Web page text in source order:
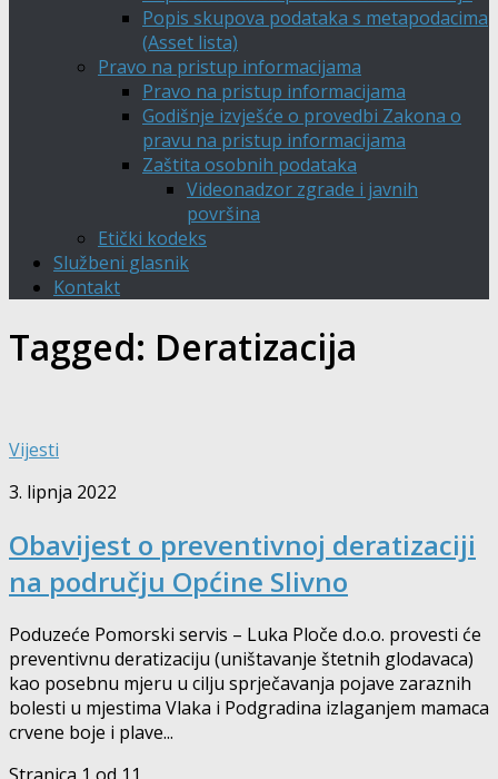
Popis skupova podataka s metapodacima
(Asset lista)
Pravo na pristup informacijama
Pravo na pristup informacijama
Godišnje izvješće o provedbi Zakona o
pravu na pristup informacijama
Zaštita osobnih podataka
Videonadzor zgrade i javnih
površina
Etički kodeks
Službeni glasnik
Kontakt
Tagged: Deratizacija
Vijesti
3. lipnja 2022
Obavijest o preventivnoj deratizaciji
na području Općine Slivno
Poduzeće Pomorski servis – Luka Ploče d.o.o. provesti će
preventivnu deratizaciju (uništavanje štetnih glodavaca)
kao posebnu mjeru u cilju sprječavanja pojave zaraznih
bolesti u mjestima Vlaka i Podgradina izlaganjem mamaca
crvene boje i plave...